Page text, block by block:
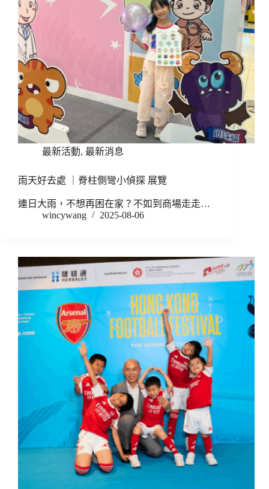
最新活動, 最新消息
雨天好去處 ｜脊柱側彎小偵探 展覽
連日大雨，不想再困在家？不如到商場走走…
wincywang
2025-08-06